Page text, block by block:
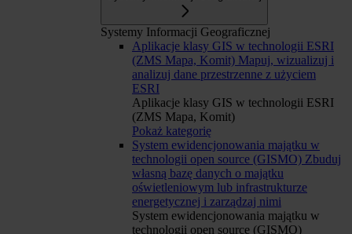
Systemy Informacji Geograficznej
Aplikacje klasy GIS w technologii ESRI
(ZMS Mapa, Komit) Mapuj, wizualizuj i
analizuj dane przestrzenne z użyciem
ESRI
Aplikacje klasy GIS w technologii ESRI
(ZMS Mapa, Komit)
Pokaż kategorię
System ewidencjonowania majątku w
technologii open source (GISMO) Zbuduj
własną bazę danych o majątku
oświetleniowym lub infrastrukturze
energetycznej i zarządzaj nimi
System ewidencjonowania majątku w
technologii open source (GISMO)